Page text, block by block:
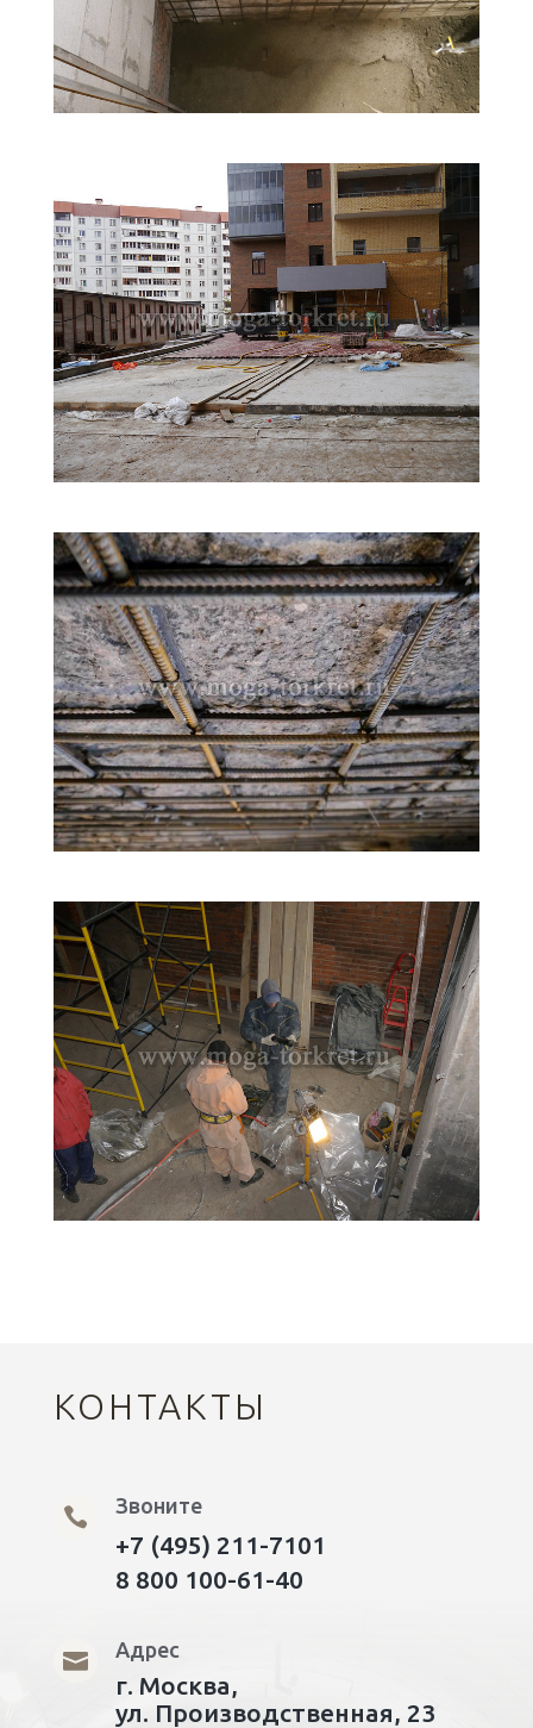
КОНТАКТЫ
 Звоните
+7 (495) 211-7101
8 800 100-61-40
 Адрес
г. Москва,
ул. Производственная, 23